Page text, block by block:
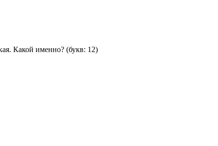
Какой именно? (букв: 12)